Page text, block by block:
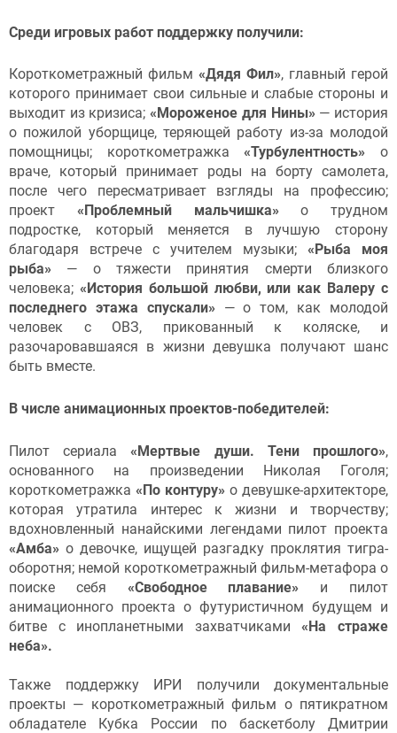
Среди игровых работ поддержку получили:
Короткометражный фильм «Дядя Фил», главный герой
которого принимает свои сильные и слабые стороны и
выходит из кризиса;«Мороженое для Нины» — история
о пожилой уборщице, теряющей работу из-за молодой
помощницы; короткометражка«Турбулентность» о
враче, который принимает роды на борту самолета,
после чего пересматривает взгляды на профессию;
проект «Проблемный мальчишка» о трудном
подростке, который меняется в лучшую сторону
благодаря встрече с учителем музыки; «Рыба моя
рыба» —
о тяжести принятия смерти близкого
человека; «История большой любви, или как Валеру с
последнего этажа спускали» — о том, как молодой
человек с ОВЗ, прикованный к коляске, и
разочаровавшаяся в жизни девушка получают шанс
быть вместе.
В числе анимационных проектов-победителей:
Пилот сериала«Мертвые души. Тени прошлого»,
основанного на произведении Николая Гоголя;
короткометражка «По контуру» о девушке-архитекторе,
которая утратила интерес к жизни и творчеству;
вдохновленный нанайскими легендами пилот проекта
«Амба» о девочке, ищущей разгадку проклятия тигра-
оборотня; немой короткометражный фильм-метафора о
поиске себя «Свободное плавание» и пилот
анимационного проекта о футуристичном будущем и
битве с инопланетными захватчиками«На страже
неба».
Также поддержку ИРИ получили документальные
проекты — короткометражный фильм о пятикратном
обладателе Кубка России по баскетболу Дмитрии